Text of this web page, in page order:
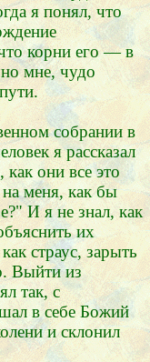
я понял, что
корни его — в
мне, чудо
собрании в
я рассказал
они все это
меня, как бы
И я не знал, как
их
страус, зарыть
Выйти из
так, с
в себе Божий
и склонил